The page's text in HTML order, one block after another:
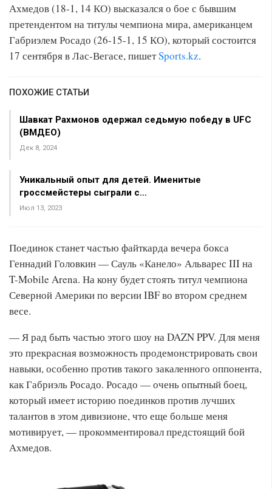
Ахмедов (18-1, 14 КО) высказался о бое с бывшим
претендентом на титулы чемпиона мира, американцем
Габриэлем Росадо (26-15-1, 15 КО), который состоится
17 сентября в Лас-Вегасе, пишетSports.kz.
ПОХОЖИЕ СТАТЬИ
Шавкат Рахмонов одержал седьмую победу в UFC
(ВМДЕО)
Дек 8, 2024
Уникальный опыт для детей. Именитые
гроссмейстеры сыграли с…
Июл 13, 2023
Поединок станет частью файткарда вечера бокса
Геннадий Головкин — Сауль «Канело» Альварес III на
T-Mobile Arena. На кону будет стоять титул чемпиона
Северной Америки по версии IBF во втором среднем
весе.
— Я рад быть частью этого шоу на DAZN PPV. Для меня
это прекрасная возможность продемонстрировать свои
навыки, особенно против такого закаленного оппонента,
как Габриэль Росадо. Росадо — очень опытный боец,
который имеет историю поединков против лучших
талантов в этом дивизионе, что еще больше меня
мотивирует, — прокомментировал предстоящий бой
Ахмедов.